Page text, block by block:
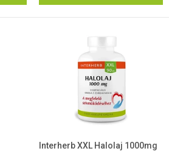
Interherb XXL Halolaj 1000mg